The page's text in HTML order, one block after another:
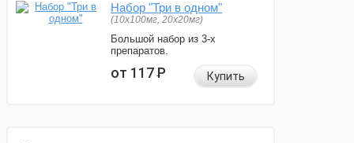
Набор "Три в одном"
(10x100мг, 20x20мг)
Большой набор из 3-х
препаратов.
от 117Р Купить